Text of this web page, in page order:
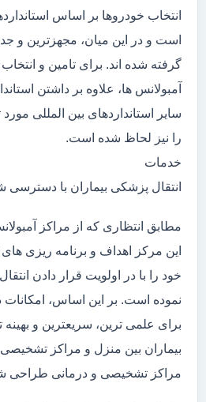
انتخاب خودروها بر اساس
است و در این میان، مجهزترین و
گرفته شده اند. برای تامین و
آمبولانس ها، علاوه بر داشتن
سایر استانداردهای بین المللی
را نیز لحاظ شده است.
خدمات
انتقال پزشکی بیماران با دسترسی
مطابق انتظاری که از مراکز
این مرکز اهداف و برنامه ریزی
خود را با در اولویت قرار دادن
نموده است. بر این اساس،
برای علمی ترین، سریعترین و
بیماران بین منزل و مراکز تشخیصی
مراکز تشخیصی و درمانی طراحی